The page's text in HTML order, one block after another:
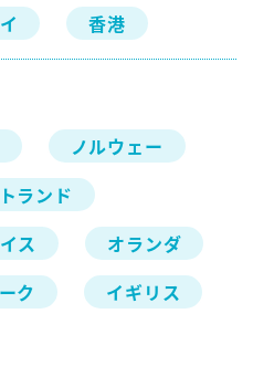
香港
ノルウェー
ランド
ス
オランダ
ク
イギリス